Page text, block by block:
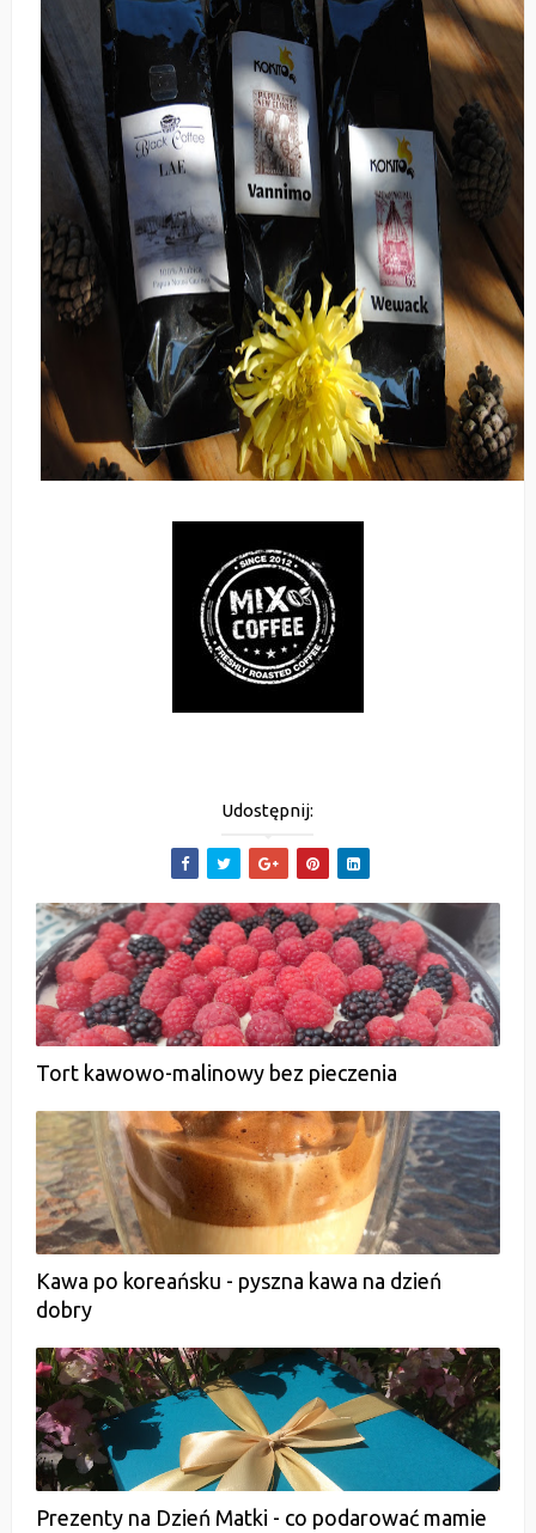
Udostępnij:
Tort kawowo-malinowy bez pieczenia
Kawa po koreańsku - pyszna kawa na dzień
dobry
Prezenty na Dzień Matki - co podarować mamie